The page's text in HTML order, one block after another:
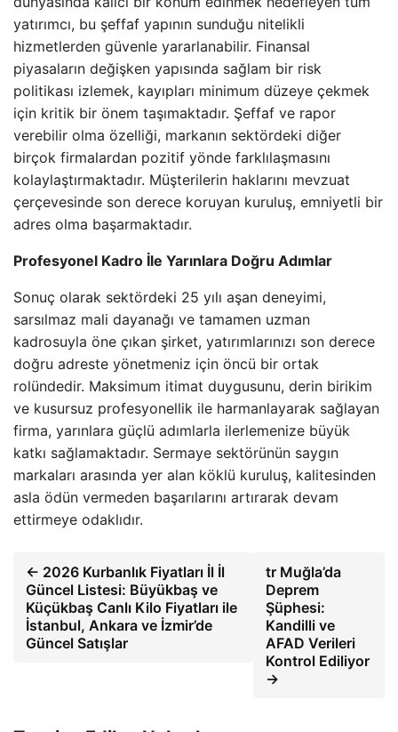
yatırımcı, bu şeffaf yapının sunduğu nitelikli
hizmetlerden güvenle yararlanabilir. Finansal
piyasaların değişken yapısında sağlam bir risk
politikası izlemek, kayıpları minimum düzeye çekmek
için kritik bir önem taşımaktadır. Şeffaf ve rapor
verebilir olma özelliği, markanın sektördeki diğer
birçok firmalardan pozitif yönde farklılaşmasını
kolaylaştırmaktadır. Müşterilerin haklarını mevzuat
çerçevesinde son derece koruyan kuruluş, emniyetli bir
adres olma başarmaktadır.
Profesyonel Kadro İle Yarınlara Doğru Adımlar
Sonuç olarak sektördeki 25 yılı aşan deneyimi,
sarsılmaz mali dayanağı ve tamamen uzman
kadrosuyla öne çıkan şirket, yatırımlarınızı son derece
doğru adreste yönetmeniz için öncü bir ortak
rolündedir. Maksimum itimat duygusunu, derin birikim
ve kusursuz profesyonellik ile harmanlayarak sağlayan
firma, yarınlara güçlü adımlarla ilerlemenize büyük
katkı sağlamaktadır. Sermaye sektörünün saygın
markaları arasında yer alan köklü kuruluş, kalitesinden
asla ödün vermeden başarılarını artırarak devam
ettirmeye odaklıdır.
← 2026 Kurbanlık Fiyatları İl İl
Güncel Listesi: Büyükbaş ve
Küçükbaş Canlı Kilo Fiyatları ile
İstanbul, Ankara ve İzmir’de
Güncel Satışlar
tr Muğla’da
Deprem
Şüphesi:
Kandilli ve
AFAD Verileri
Kontrol Ediliyor
→